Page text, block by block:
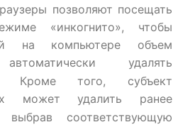
позволяют посещать
«инкогнито», чтобы
на компьютере объем
удалять
Кроме того, субъект
может удалить ранее
соответствующую